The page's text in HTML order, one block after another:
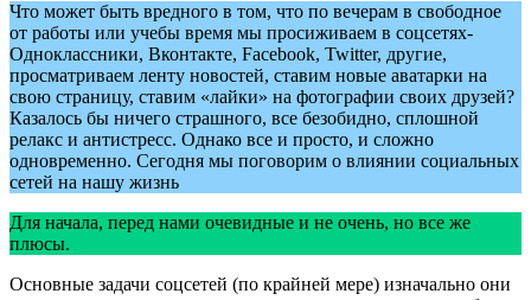
Что может быть вредного в том, что по вечерам в свободное
от работы или учебы время мы просиживаем в соцсетях-
Одноклассники, Вконтакте, Facebook, Twitter, другие,
просматриваем ленту новостей, ставим новые аватарки на
свою страницу, ставим «лайки» на фотографии своих друзей?
Казалось бы ничего страшного, все безобидно, сплошной
релакс и антистресс. Однако все и просто, и сложно
одновременно. Сегодня мы поговорим о влиянии социальных
сетей на нашу жизнь
Для начала, перед нами очевидные и не очень, но все же
плюсы.
Основные задачи соцсетей (по крайней мере) изначально они